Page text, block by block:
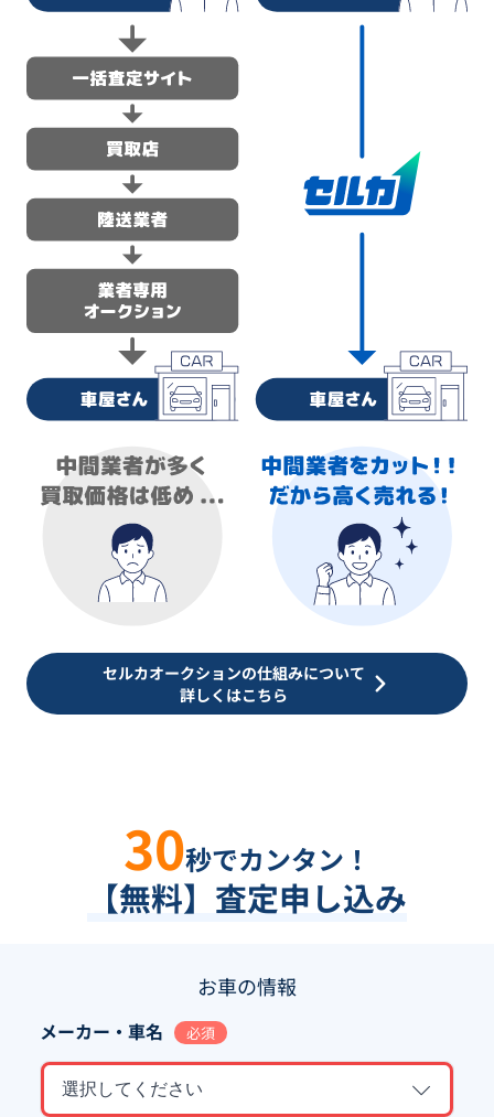
セルカオークションの仕組みについて
詳しくはこちら
30秒でカンタン！
【無料】査定申し込み
お車の情報
メーカー・車名 必須
選択してください